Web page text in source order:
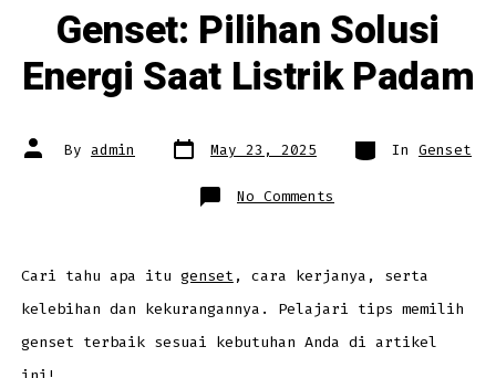
Genset: Pilihan Solusi
Energi Saat Listrik Padam
Post
author
By admin Post
date May 23, 2025 Categories
In Genset
No Comments
Genset:
Listrik
Padam
Cari tahu apa itu genset , cara kerjanya, serta
kelebihan dan kekurangannya. Pelajari tips memilih
genset terbaik sesuai kebutuhan Anda di artikel